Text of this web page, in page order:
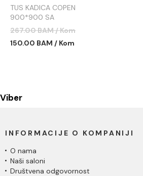
TUS KADICA COPEN
900*900 SA
DEMONTAŽNOM MASKOM
C-09-K9090
267.00 BAM / Kom
150.00 BAM / Kom
Viber
INFORMACIJE O KOMPANIJI
O nama
Naši saloni
Društvena odgovornost